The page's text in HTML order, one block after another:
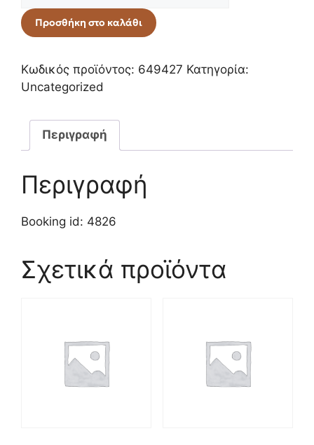
Προσθήκη στο καλάθι
Κωδικός προϊόντος: 649427 Κατηγορία:
Uncategorized
Περιγραφή
Περιγραφή
Booking id: 4826
Σχετικά προϊόντα